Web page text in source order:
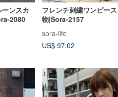
ンスカ
2080
フレンチ刺繍ワンピー
物|Sora-2157
sora-life
US$ 97.02